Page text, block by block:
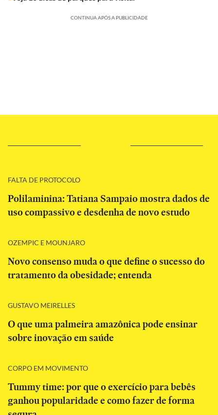
CONTINUA APÓS A PUBLICIDADE
FALTA DE PROTOCOLO
Polilaminina: Tatiana Sampaio mostra dados de
uso compassivo e desdenha de novo estudo
OZEMPIC E MOUNJARO
Novo consenso muda o que define o sucesso do
tratamento da obesidade; entenda
GUSTAVO MEIRELLES
O que uma palmeira amazônica pode ensinar
sobre inovação em saúde
CORPO EM MOVIMENTO
Tummy time: por que o exercício para bebês
ganhou popularidade e como fazer de forma